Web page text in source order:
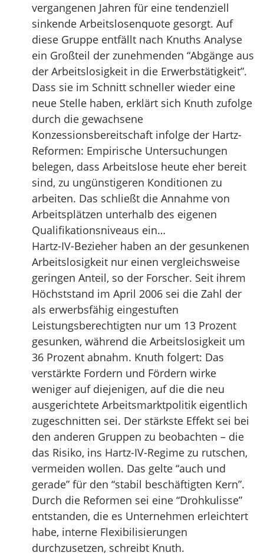
vergangenen Jahren für eine tendenziell
sinkende Arbeitslosenquote gesorgt. Auf
diese Gruppe entfällt nach Knuths Analyse
ein Großteil der zunehmenden “Abgänge aus
der Arbeitslosigkeit in die Erwerbstätigkeit”.
Dass sie im Schnitt schneller wieder eine
neue Stelle haben, erklärt sich Knuth zufolge
durch die gewachsene
Konzessionsbereitschaft infolge der Hartz-
Reformen: Empirische Untersuchungen
belegen, dass Arbeitslose heute eher bereit
sind, zu ungünstigeren Konditionen zu
arbeiten. Das schließt die Annahme von
Arbeitsplätzen unterhalb des eigenen
Qualifikationsniveaus ein…
Hartz-IV-Bezieher haben an der gesunkenen
Arbeitslosigkeit nur einen vergleichsweise
geringen Anteil, so der Forscher. Seit ihrem
Höchststand im April 2006 sei die Zahl der
als erwerbsfähig eingestuften
Leistungsberechtigten nur um 13 Prozent
gesunken, während die Arbeitslosigkeit um
36 Prozent abnahm. Knuth folgert: Das
verstärkte Fordern und Fördern wirke
weniger auf diejenigen, auf die die neu
ausgerichtete Arbeitsmarktpolitik eigentlich
zugeschnitten sei. Der stärkste Effekt sei bei
den anderen Gruppen zu beobachten – die
das Risiko, ins Hartz-IV-Regime zu rutschen,
vermeiden wollen. Das gelte “auch und
gerade” für den “stabil beschäftigten Kern”.
Durch die Reformen sei eine “Drohkulisse”
entstanden, die es Unternehmen erleichtert
habe, interne Flexibilisierungen
durchzusetzen, schreibt Knuth.